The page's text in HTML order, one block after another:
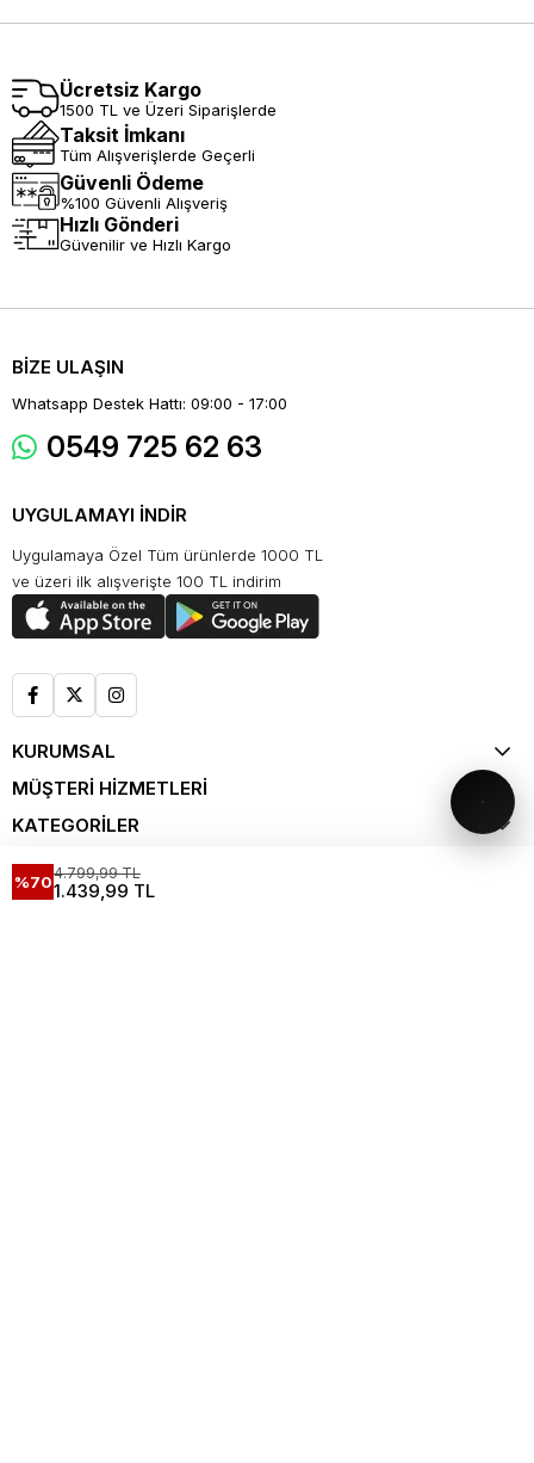
Ücretsiz Kargo
1500 TL ve Üzeri Siparişlerde
Taksit İmkanı
Tüm Alışverişlerde Geçerli
Güvenli Ödeme
%100 Güvenli Alışveriş
Hızlı Gönderi
Güvenilir ve Hızlı Kargo
BİZE ULAŞIN
Whatsapp Destek Hattı: 09:00 - 17:00
0549 725 62 63
UYGULAMAYI İNDİR
Uygulamaya Özel Tüm ürünlerde 1000 TL
ve üzeri ilk alışverişte 100 TL indirim
KURUMSAL
MÜŞTERİ HİZMETLERİ
KATEGORİLER
ALIŞVERİŞ
KATALOG
%704.799,99 TL
1.439,99 TL